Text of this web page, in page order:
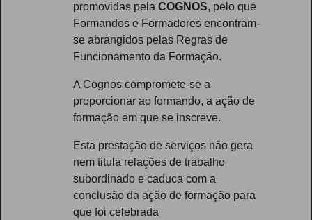
promovidas pela COGNOS, pelo que
Formandos e Formadores encontram-
se abrangidos pelas Regras de
Funcionamento da Formação.
A Cognos compromete-se a
proporcionar ao formando, a ação de
formação em que se inscreve.
Esta prestação de serviços não gera
nem titula relações de trabalho
subordinado e caduca com a
conclusão da ação de formação para
que foi celebrada